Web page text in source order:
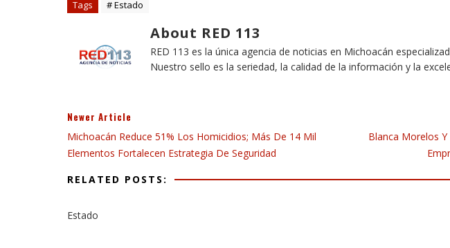
Tags # Estado
About RED 113
RED 113 es la única agencia de noticias en Michoacán
Nuestro sello es la seriedad, la calidad de la información y la
Newer Article
Michoacán Reduce 51% Los Homicidios; Más De 14 Mil
Elementos Fortalecen Estrategia De Seguridad
Blanca Morelos
RELATED POSTS:
Estado